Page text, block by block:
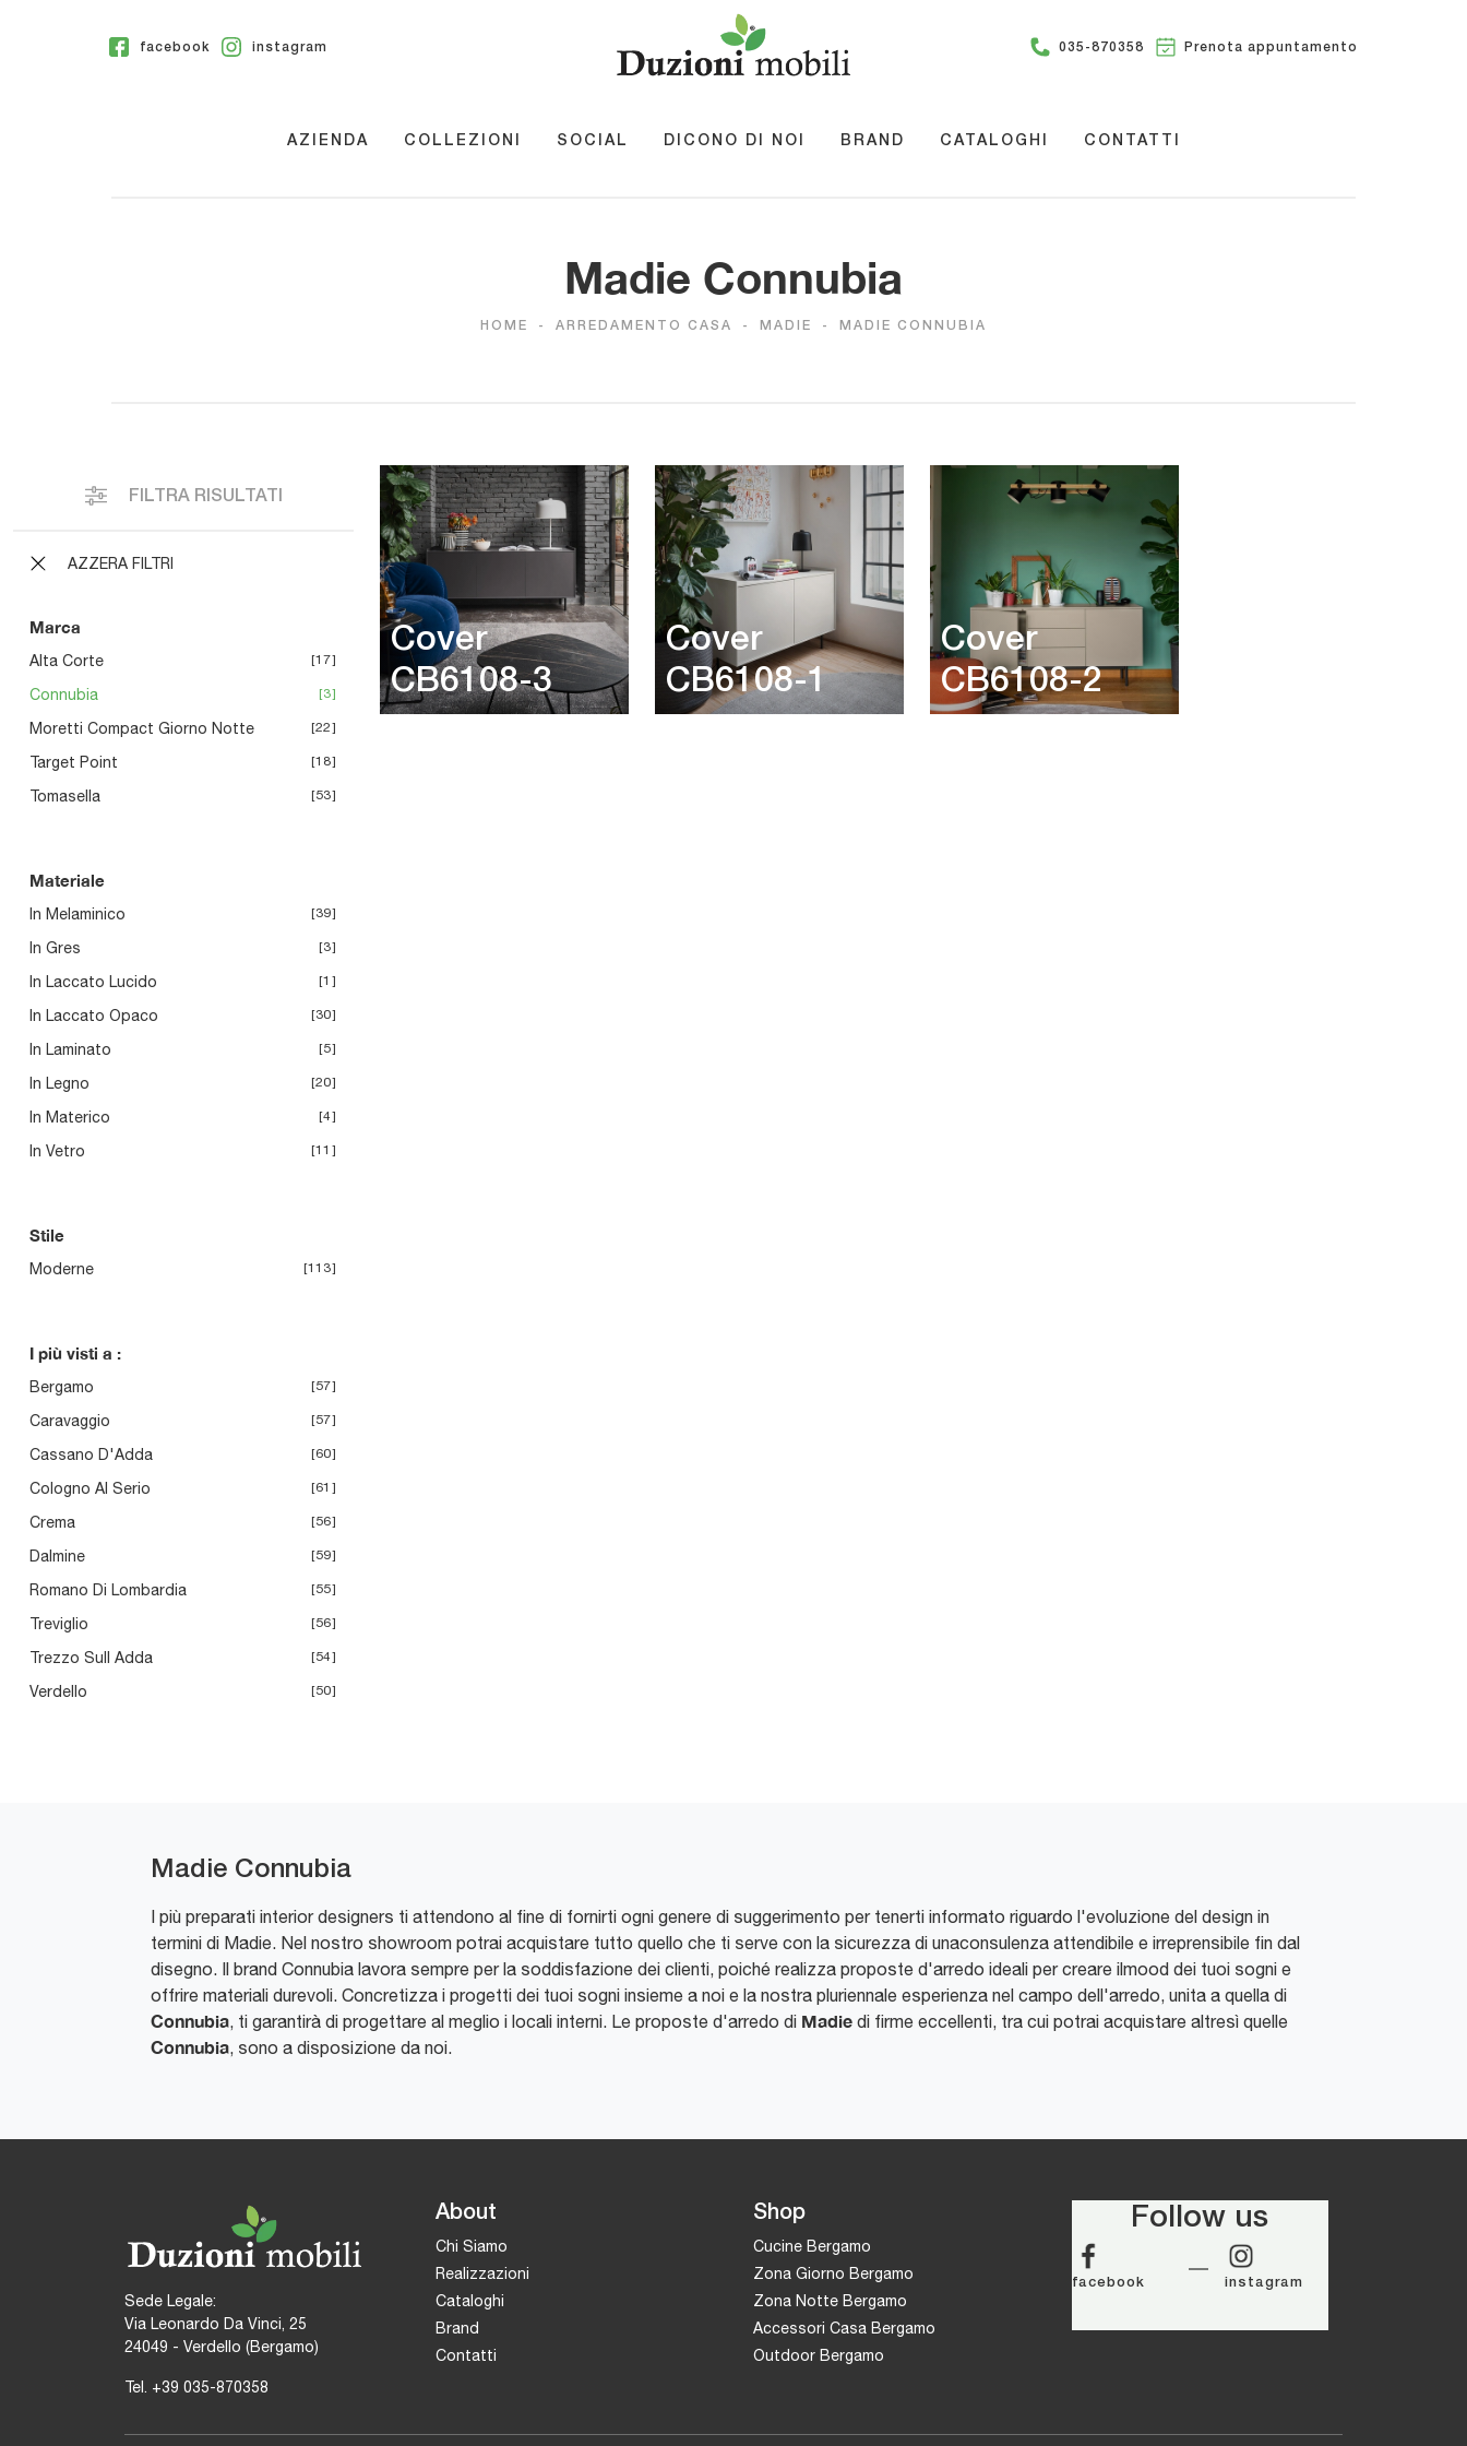
facebook instagram 035-870358 Prenota appuntamento
AZIENDA COLLEZIONI SOCIAL DICONO DI NOI BRAND CATALOGHI CONTATTI
Madie Connubia
HOME - ARREDAMENTO CASA - MADIE - MADIE CONNUBIA
FILTRA RISULTATI
AZZERA FILTRI
Marca
Alta Corte 17
Connubia 3
Moretti Compact Giorno Notte 22
Target Point 18
Tomasella 53
Materiale
In Melaminico 39
In Gres 3
In Laccato Lucido 1
In Laccato Opaco 30
In Laminato 5
In Legno 20
In Materico 4
In Vetro 11
Stile
Moderne 113
I più visti a :
Bergamo 57
Caravaggio 57
Cassano D'Adda 60
Cologno Al Serio 61
Crema 56
Dalmine 59
Romano Di Lombardia 55
Treviglio 56
Trezzo Sull Adda 54
Verdello 50
Cover
CB6108-3
Cover
CB6108-1
Cover
CB6108-2
Madie Connubia
I più preparati interior designers ti attendono al fine di fornirti ogni genere di suggerimento per tenerti informato riguardo l'evoluzione del design in
termini di Madie. Nel nostro showroom potrai acquistare tutto quello che ti serve con la sicurezza di unaconsulenza attendibile e irreprensibile fin dal
disegno. Il brand Connubia lavora sempre per la soddisfazione dei clienti, poiché realizza proposte d'arredo ideali per creare ilmood dei tuoi sogni e
offrire materiali durevoli. Concretizza i progetti dei tuoi sogni insieme a noi e la nostra pluriennale esperienza nel campo dell'arredo, unita a quella di
Connubia, ti garantirà di progettare al meglio i locali interni. Le proposte d'arredo di Madie di firme eccellenti, tra cui potrai acquistare altresì quelle
Connubia, sono a disposizione da noi.
Sede Legale:
Via Leonardo Da Vinci, 25
24049 - Verdello (Bergamo)
Tel. +39 035-870358
About
Chi Siamo
Realizzazioni
Cataloghi
Brand
Contatti
Shop
Cucine Bergamo
Zona Giorno Bergamo
Zona Notte Bergamo
Accessori Casa Bergamo
Outdoor Bergamo
Follow us
facebook instagram